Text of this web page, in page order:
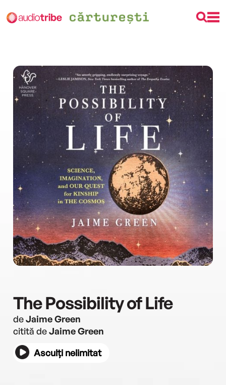
The Possibility of Life
deJaime Green
citită deJaime Green
Asculți nelimitat